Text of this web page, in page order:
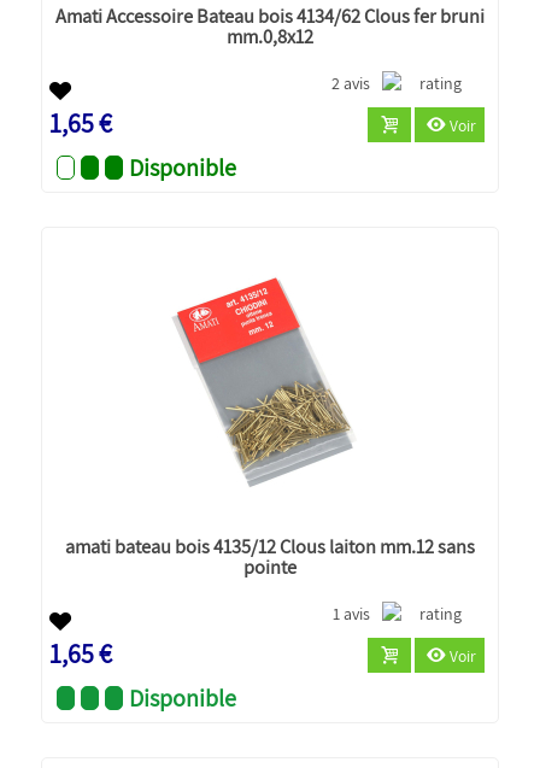
Amati Accessoire Bateau bois 4134/62 Clous fer bruni
mm.0,8x12
2 avis
1,65 € Voir
Disponible
amati bateau bois 4135/12 Clous laiton mm.12 sans
pointe
1 avis
1,65 € Voir
Disponible